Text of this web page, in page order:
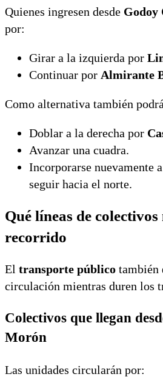
Quienes ingresen desde Godoy
por:
Girar a la izquierda por
Continuar por Almirante
Como alternativa también
Doblar a la derecha por
Avanzar una cuadra.
Incorporarse nuevamente a
seguir hacia el norte.
Qué líneas de
recorrido
El transporte público también
circulación mientras duren los
Colectivos que llegan
Morón
Las unidades circularán por: